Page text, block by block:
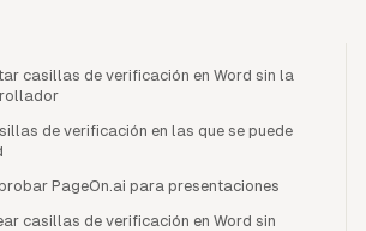
casillas de verificación en Word sin la
de verificación en las que se puede
PageOn.ai para presentaciones
casillas de verificación en Word sin